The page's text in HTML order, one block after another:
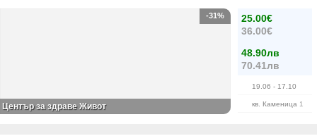
25.00€
36.00€
48.90лв
70.41лв
19.06 - 17.10
кв. Каменица 1
-31%
Център за здраве Живот